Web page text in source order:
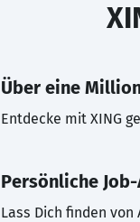
Über eine
Entdecke mit XING
Persönliche
Lass Dich finden von